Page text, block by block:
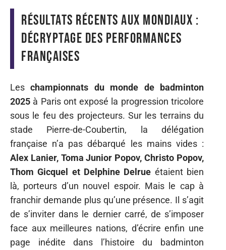
Résultats récents aux Mondiaux :
décryptage des performances
françaises
Leschampionnats du monde de badminton
2025 à Paris ont exposé la progression tricolore
sous le feu des projecteurs. Sur les terrains du
stade Pierre-de-Coubertin, la délégation
française n’a pas débarqué les mains vides :
Alex Lanier, Toma Junior Popov, Christo Popov,
Thom Gicquel et Delphine Delrue étaient bien
là, porteurs d’un nouvel espoir. Mais le cap à
franchir demande plus qu’une présence. Il s’agit
de s’inviter dans le dernier carré, de s’imposer
face aux meilleures nations, d’écrire enfin une
page inédite dans l’histoire du badminton